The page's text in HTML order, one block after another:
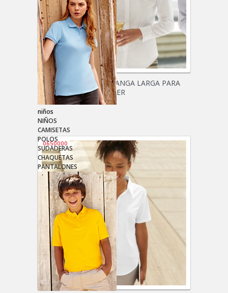
niños
NIÑOS
CAMISETAS
POLOS
SUDADERAS
CHAQUETAS
PANTALONES
CAMISA OXFORD MANGA LARGA PARA
MUJER
0650000